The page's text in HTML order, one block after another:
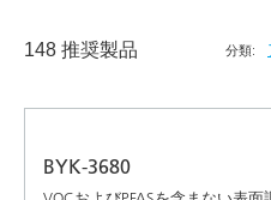
148 推奨製品 分類:
BYK-3680